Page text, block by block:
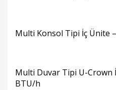
Multi Konsol Tipi İç Ünite
Multi Duvar Tipi U-Crown
BTU/h